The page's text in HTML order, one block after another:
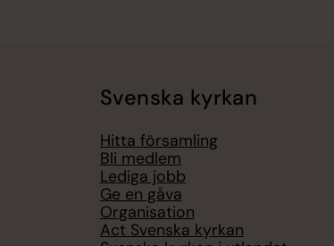
Svenska kyrkan
Hitta församling
Bli medlem
Lediga jobb
Ge en gåva
Organisation
Act Svenska kyrkan